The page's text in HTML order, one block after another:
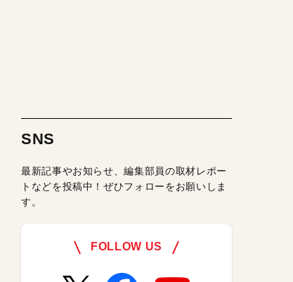
SNS
最新記事やお知らせ、編集部員の取材レポー
トなどを投稿中！ぜひフォローをお願いしま
す。
FOLLOW US